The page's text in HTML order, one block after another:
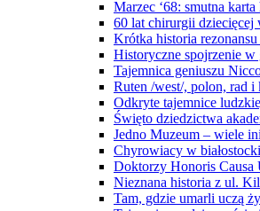
Marzec ‘68: smutna
60 lat chirurgii dziecięcej
Krótka historia rezonansu
Historyczne spojrzenie w
Tajemnica geniuszu
Ruten /west/, polon, rad i
Odkryte tajemnice
Święto dziedzictwa
Jedno Muzeum – wiele
Chyrowiacy w
Doktorzy Honoris Causa
Nieznana historia z ul.
Tam, gdzie umarli uczą